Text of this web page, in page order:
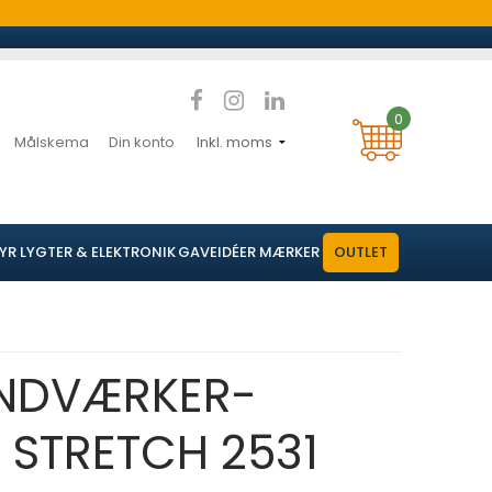
Målskema Din konto
0
LYGTER & ELEKTRONIKGAVEIDÉER MÆRKER OUTLET
2531